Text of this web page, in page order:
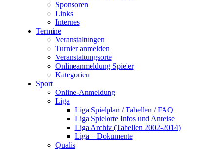
Sponsoren
Links
Internes
Termine
Veranstaltungen
Turnier anmelden
Veranstaltungsorte
Onlineanmeldung Spieler
Kategorien
Sport
Online-Anmeldung
Liga
Liga Spielplan / Tabellen / FAQ
Liga Spielorte Infos und Anreise
Liga Archiv (Tabellen 2002-2014)
Liga – Dokumente
Qualis